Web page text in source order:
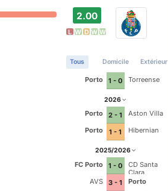
2.00
L W D W W
Tous Domicile Extérieur
Porto 1 - 0 Torreense
2026
Porto 2 - 1
Aston Villa
Porto
1 - 1 Hibernian
2025/2026
FC Porto 1 - 0
CD Santa
Clara
AVS
3 - 1
Porto